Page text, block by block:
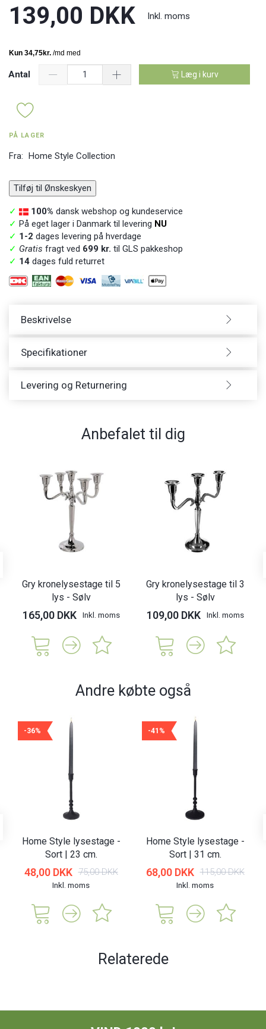
139,00 DKK Inkl. moms
Antal Læg i kurv
PÅ LAGER
Fra: Home Style Collection
Tilføj til Ønskeskyen
✓ 100% dansk webshop og kundeservice
✓ På eget lager i Danmark til levering NU
✓ 1-2 dages levering på hverdage
✓ Gratis fragt ved 699 kr. til GLS pakkeshop
✓ 14 dages fuld returret
Beskrivelse
Specifikationer
Levering og Returnering
Anbefalet til dig
Gry kronelysestage til 5
lys - Sølv
165,00 DKK Inkl. moms
Gry kronelysestage til 3
lys - Sølv
109,00 DKK Inkl. moms
Andre købte også
-36%
Home Style lysestage -
Sort | 23 cm.
48,00 DKK 75,00 DKK
Inkl. moms
-41%
Home Style lysestage -
Sort | 31 cm.
68,00 DKK 115,00 DKK
Inkl. moms
Relaterede